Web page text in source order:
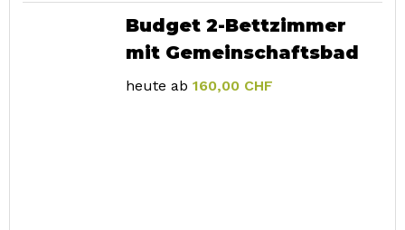
Budget 2-Bettzimmer
mit Gemeinschaftsbad
heute ab 160,00 CHF